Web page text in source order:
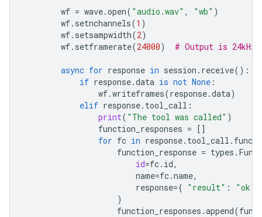
wf = wave.open( "audio.wav" , "wb" )
wf. setnchannels(1 )
wf. setsampwidth(2)
wf. setframerate(24000) # Output is 24kHz
async for response in session . receive():
if response.data is not None :
wf.writeframes(response.data)
elif response. tool_call :
print( "The tool was called" )
function_responses = []
for fc in response. tool_call .
function_response = types .
id=fc. id,
name=fc.name,
response={ "result" : "ok"
)
function_responses .append(